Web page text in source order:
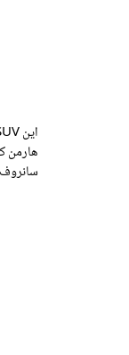
سانروف پانوراما